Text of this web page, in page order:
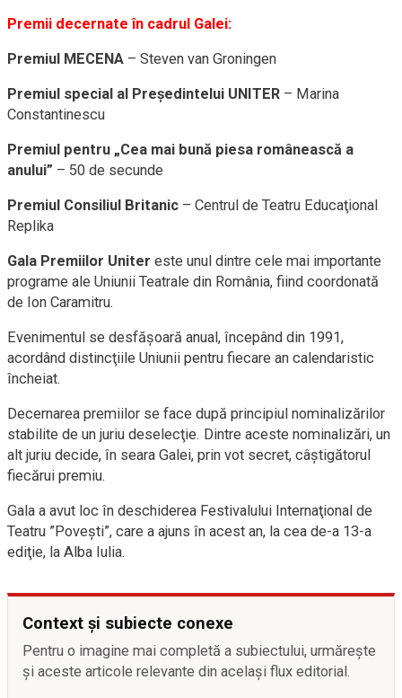
Premii decernate în cadrul Galei:
Premiul MECENA – Steven van Groningen
Premiul special al Preşedintelui UNITER – Marina
Constantinescu
Premiul pentru „Cea mai bună piesa românească a
anului” – 50 de secunde
Premiul Consiliul Britanic – Centrul de Teatru Educaţional
Replika
Gala Premiilor Uniter este unul dintre cele mai importante
programe ale Uniunii Teatrale din România, fiind coordonată
de Ion Caramitru.
Evenimentul se desfăşoară anual, începând din 1991,
acordând distincţiile Uniunii pentru fiecare an calendaristic
încheiat.
Decernarea premiilor se face după principiul nominalizărilor
stabilite de un juriu deselecţie. Dintre aceste nominalizări, un
alt juriu decide, în seara Galei, prin vot secret, câştigătorul
fiecărui premiu.
Gala a avut loc în deschiderea Festivalului Internaţional de
Teatru ”Poveşti”, care a ajuns în acest an, la cea de-a 13-a
ediţie, la Alba Iulia.
Context și subiecte conexe
Pentru o imagine mai completă a subiectului, urmărește
și aceste articole relevante din același flux editorial.